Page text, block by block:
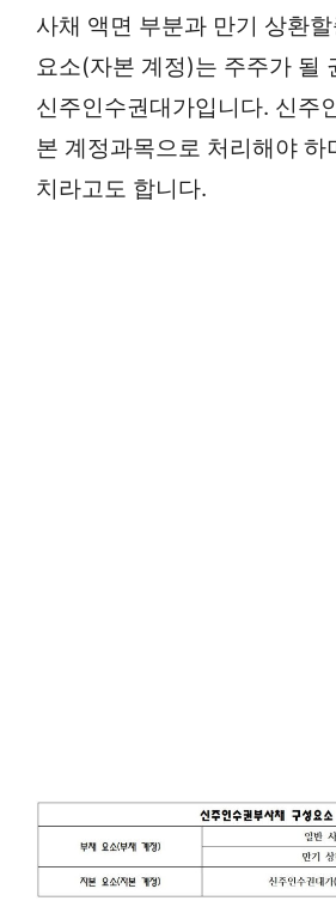
사채 액면 부분과 만기 상환
요소(자본 계정)는 주주가 될
신주인수권대가입니다. 신주
본 계정과목으로 처리해야 하
치라고도 합니다.